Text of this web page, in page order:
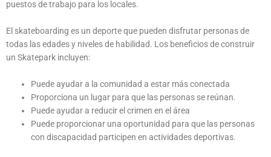
puestos de trabajo para los locales.
El skateboarding es un deporte que pueden disfrutar personas de
todas las edades y niveles de habilidad. Los beneficios de construir
un Skatepark incluyen:
Puede ayudar a la comunidad a estar más conectada
Proporciona un lugar para que las personas se reúnan.
Puede ayudar a reducir el crimen en el área
Puede proporcionar una oportunidad para que las personas
con discapacidad participen en actividades deportivas.